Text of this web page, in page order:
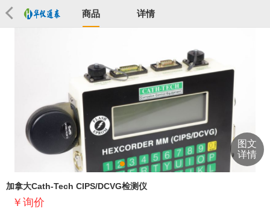
商品 详情
图文
详情
加拿大Cath-Tech CIPS/DCVG检测仪
询价